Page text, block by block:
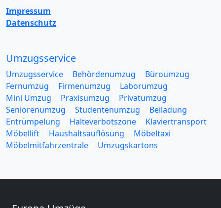
Impressum
Datenschutz
Umzugsservice
Umzugsservice Behördenumzug
Büroumzug
Fernumzug
Firmenumzug
Laborumzug
Mini Umzug
Praxisumzug
Privatumzug
Seniorenumzug
Studentenumzug
Beiladung
Entrümpelung
Halteverbotszone
Klaviertransport
Möbellift
Haushaltsauflösung
Möbeltaxi
Möbelmitfahrzentrale
Umzugskartons